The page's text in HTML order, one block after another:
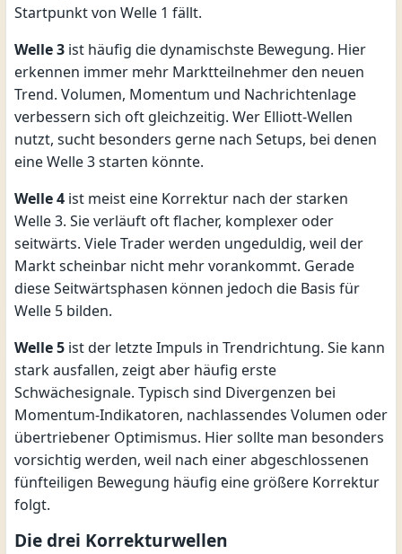
Startpunkt von Welle 1 fällt.
Welle 3ist häufig die dynamischste Bewegung. Hier
erkennen immer mehr Marktteilnehmer den neuen
Trend. Volumen, Momentum und Nachrichtenlage
verbessern sich oft gleichzeitig. Wer Elliott-Wellen
nutzt, sucht besonders gerne nach Setups, bei denen
eine Welle 3 starten könnte.
Welle 4ist meist eine Korrektur nach der starken
Welle 3. Sie verläuft oft flacher, komplexer oder
seitwärts. Viele Trader werden ungeduldig, weil der
Markt scheinbar nicht mehr vorankommt. Gerade
diese Seitwärtsphasen können jedoch die Basis für
Welle 5 bilden.
Welle 5ist der letzte Impuls in Trendrichtung. Sie kann
stark ausfallen, zeigt aber häufig erste
Schwächesignale. Typisch sind Divergenzen bei
Momentum-Indikatoren, nachlassendes Volumen oder
übertriebener Optimismus. Hier sollte man besonders
vorsichtig werden, weil nach einer abgeschlossenen
fünfteiligen Bewegung häufig eine größere Korrektur
folgt.
Die drei Korrekturwellen